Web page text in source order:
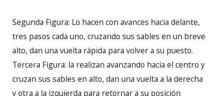
Segunda Figura: Lo hacen con avances hacia delante,
tres pasos cada uno, cruzando sus sables en un breve
alto, dan una vuelta rápida para volver a su puesto.
Tercera Figura: la realizan avanzando hacia el centro y
cruzan sus sables en alto, dan una vuelta a la derecha
y otra a la izquierda para retornar a su posición